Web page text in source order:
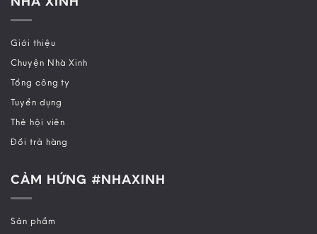
Giới thiệu
Chuyện Nhà Xinh
Tổng công ty
Tuyển dụng
Thẻ hội viên
Đổi trả hàng
CẢM HỨNG #NHAXINH
Sản phẩm